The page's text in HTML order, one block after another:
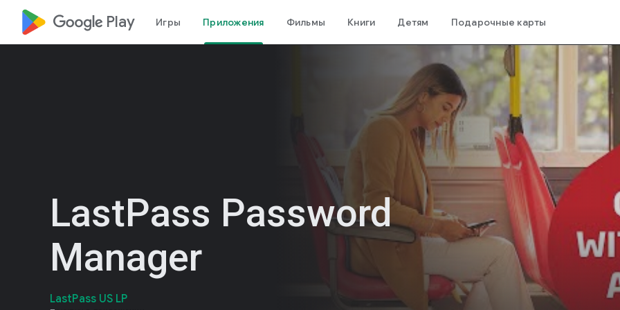
google_logo Play Игры Приложения Фильмы Книги Детям Подарочные карты
LastPass Password
Manager
LastPass US LP